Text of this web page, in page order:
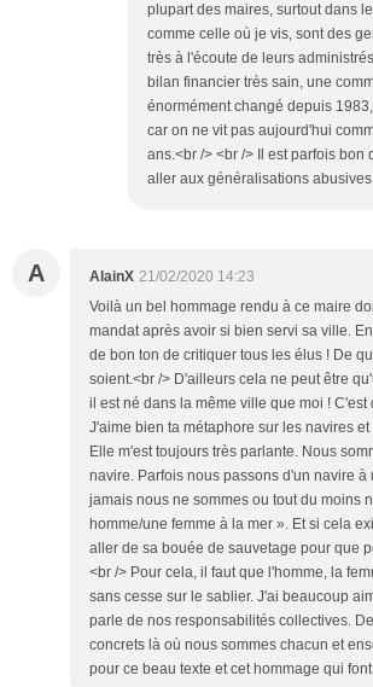
plupart des maires, surtout dans
comme celle où je vis, sont des
très à l'écoute de leurs
bilan financier très sain, une
énormément changé depuis
car on ne vit pas aujourd'hui
ans.<br /> <br /> Il est parfois bon
aller aux généralisations
A AlainX 21/02/2020 14:23
Voilà un bel hommage rendu à ce maire
mandat après avoir si bien servi sa ville.
de bon ton de critiquer tous les élus ! De
soient.<br /> D'ailleurs cela ne peut être
il est né dans la même ville que moi ! C'est
J'aime bien ta métaphore sur les navires
Elle m'est toujours très parlante. Nous
navire. Parfois nous passons d'un navire à
jamais nous ne sommes ou tout du moins
homme/une femme à la mer ». Et si cela
aller de sa bouée de sauvetage pour que
<br /> Pour cela, il faut que l'homme, la
sans cesse sur le sablier. J'ai beaucoup
parle de nos responsabilités collectives.
concrets là où nous sommes chacun et
pour ce beau texte et cet hommage qui